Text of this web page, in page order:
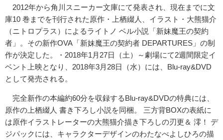
2012年から角川スニーカー文庫にて発表され、現在までに文
庫10 巻までを刊行された原作・上栖綴人、イラスト・大熊猫介
（ニトロプラス）によるライトノ ベル小説「新妹魔王の契約
者」。その新作OVA「新妹魔王の契約者 DEPARTURES」の制
作が決定した。・2018年1月27日（土）～劇場にて2週間限定イ
ベント上映となり、2018年3月28日（水）には、Blu-ray&DVD
として発売される。
完全新作の本編約60分を収録するBlu-ray&DVDの特典には、
原作の上栖綴人 書き下ろし小説を同梱。 三方背BOXの表紙に
は原作イラストレーターの大熊猫介描き下ろしの刃更＆ 澪！ デ
ジパックには、キャラクターデザインのわたなべよしひろの描